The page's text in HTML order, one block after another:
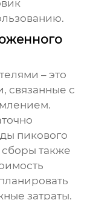
– это
связанные с
пикового
также
затраты.